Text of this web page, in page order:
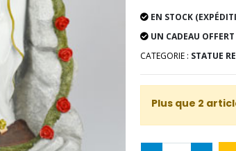
EN STOCK
UN CADEAU
CATEGORIE : STATUE
Plus que 2